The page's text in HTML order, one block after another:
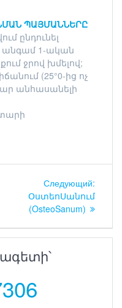
ՊԱՅՄԱՆՆԵՐԸ
ընդունել
անգամ 1-ական
ջրով խմելով;
(25°0-ից ոչ
անհասանելի
Следующий:
ՕստեոՍանում
(OsteoSanum)